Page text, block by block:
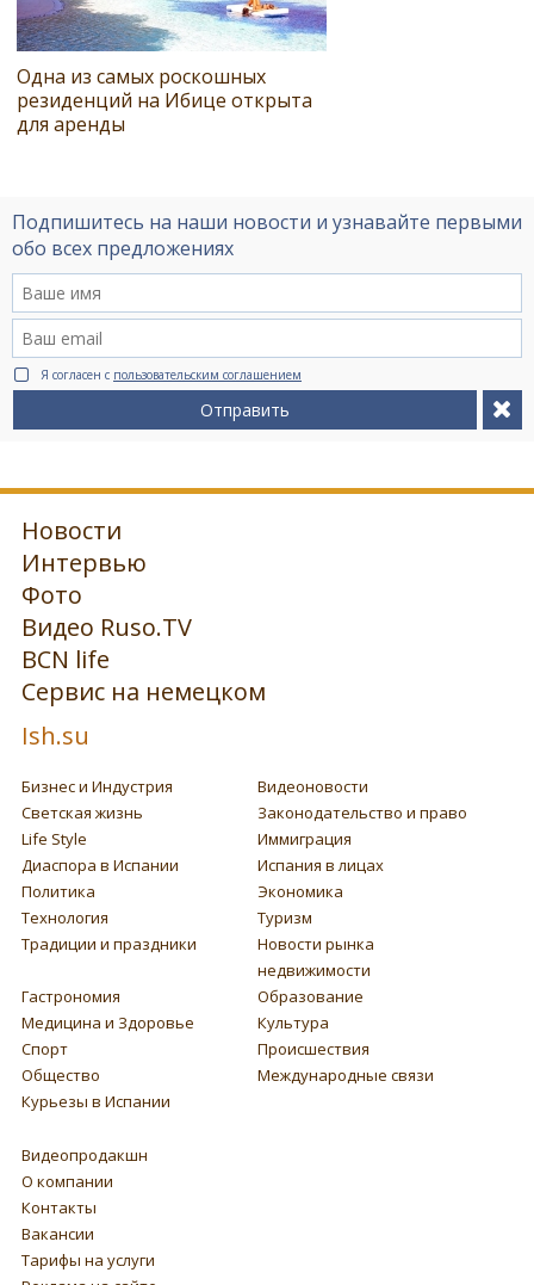
Одна из самых роскошных
резиденций на Ибице открыта
для аренды
Подпишитесь на наши новости и узнавайте первыми
обо всех предложениях
Я согласен с пользовательским соглашением
Отправить
Новости
Интервью
Фото
Видео Ruso.TV
BCN life
Сервис на немецком
Ish.su
Бизнес и Индустрия
Видеоновости
Светская жизнь
Законодательство и право
Life Style
Иммиграция
Диаспора в Испании
Испания в лицах
Политика
Экономика
Технология
Туризм
Традиции и праздники
Новости рынка
недвижимости
Гастрономия
Образование
Медицина и Здоровье
Культура
Спорт
Происшествия
Общество
Международные связи
Курьезы в Испании
Видеопродакшн
О компании
Контакты
Вакансии
Тарифы на услуги